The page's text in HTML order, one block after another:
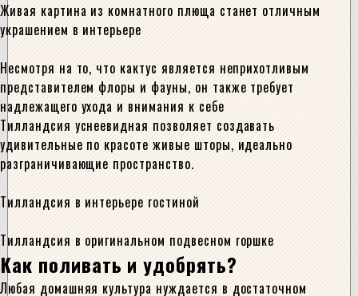
Живая картина из комнатного плюща станет отличным
украшением в интерьере
Несмотря на то, что кактус является неприхотливым
представителем флоры и фауны, он также требует
надлежащего ухода и внимания к себе
Тилландсия уснеевидная позволяет создавать
удивительные по красоте живые шторы, идеально
разграничивающие пространство.
Тилландсия в интерьере гостиной
Тилландсия в оригинальном подвесном горшке
Как поливать и удобрять?
Любая домашняя культура нуждается в достаточном